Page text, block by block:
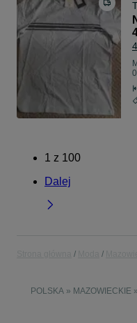
1 z 100
Dalej
POLSKA » MAZOWIECKIE